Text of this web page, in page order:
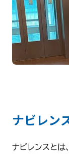
ナビレン
ナビレンスとは